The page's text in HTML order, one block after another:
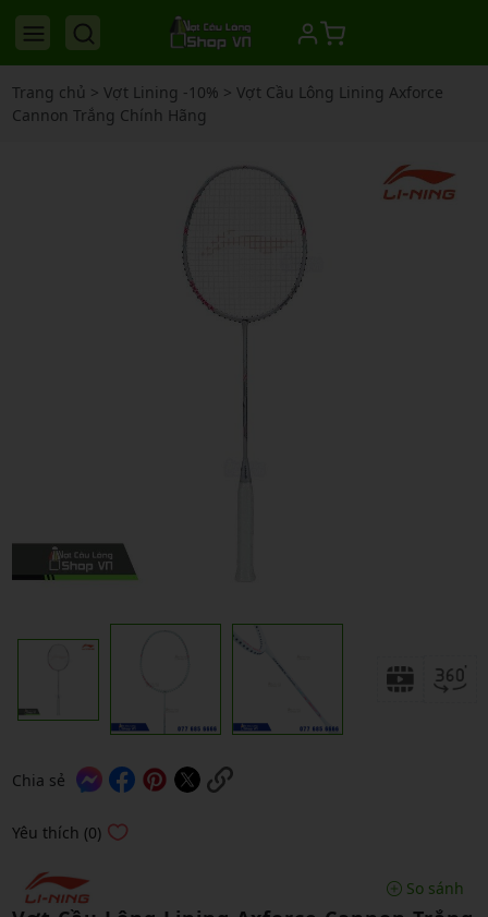
Trang chủ > Vợt Lining -10% > Vợt Cầu Lông Lining Axforce
Cannon Trắng Chính Hãng
Chia sẻ
Yêu thích (0)
So sánh